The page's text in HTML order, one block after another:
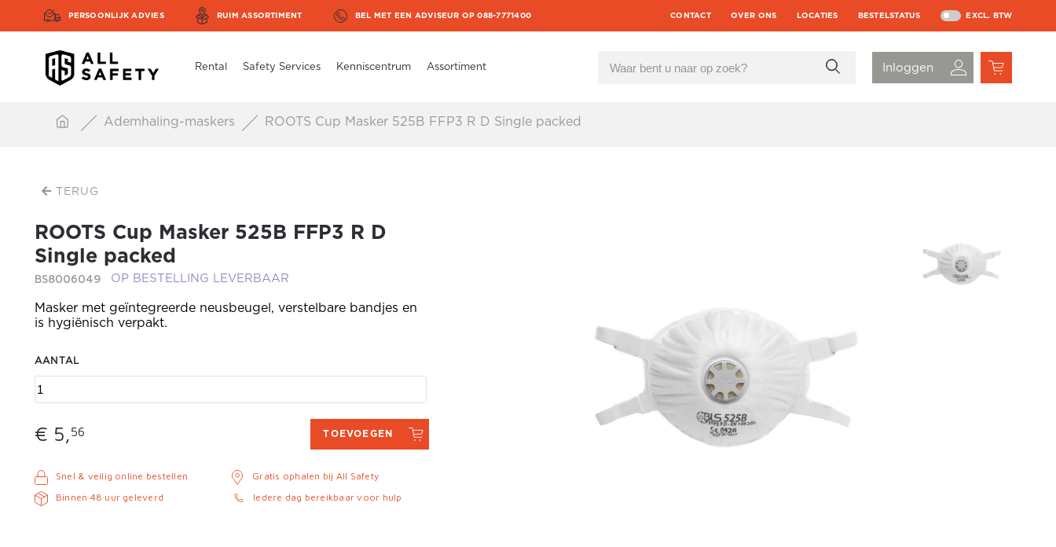
PERSOONLIJK ADVIES RUIM ASSORTIMENT BEL MET EEN ADVISEUR OP 088-7771400 CONTACT OVER ONS LOCATIES BESTELSTATUS EXCL. BTW
Rental Safety Services Kenniscentrum Assortiment
Ademhaling-maskers ROOTS Cup Masker 525B FFP3 R D Single packed
TERUG
ROOTS Cup Masker 525B FFP3 R D
Single packed
BS8006049 OP BESTELLING LEVERBAAR
Masker met geïntegreerde neusbeugel, verstelbare bandjes en
is hygiënisch verpakt.
AANTAL
€ 5,56 TOEVOEGEN
Snel & veilig online bestellen
Binnen 48 uur geleverd
Gratis ophalen bij All Safety
Iedere dag bereikbaar voor hulp